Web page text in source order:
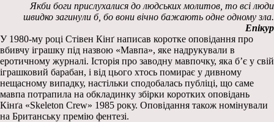
Якби боги прислухалися до людських молитов, то всі люди
швидко загинули б, бо вони вічно бажають одне одному зла.
Епікур
У 1980-му році Стівен Кінґ написав коротке оповідання про
вбивчу іграшку під назвою «Мавпа», яке надрукували в
еротичному журналі. Історія про заводну мавпочку, яка б’є у свій
іграшковий барабан, і від цього хтось помирає у дивному
нещасному випадку, настільки сподобалась публіці, що саме
мавпа потрапила на обкладинку збірки коротких оповідань
Кінґа «Skeleton Crew» 1985 року. Оповідання також номінували
на Британську премію фентезі.